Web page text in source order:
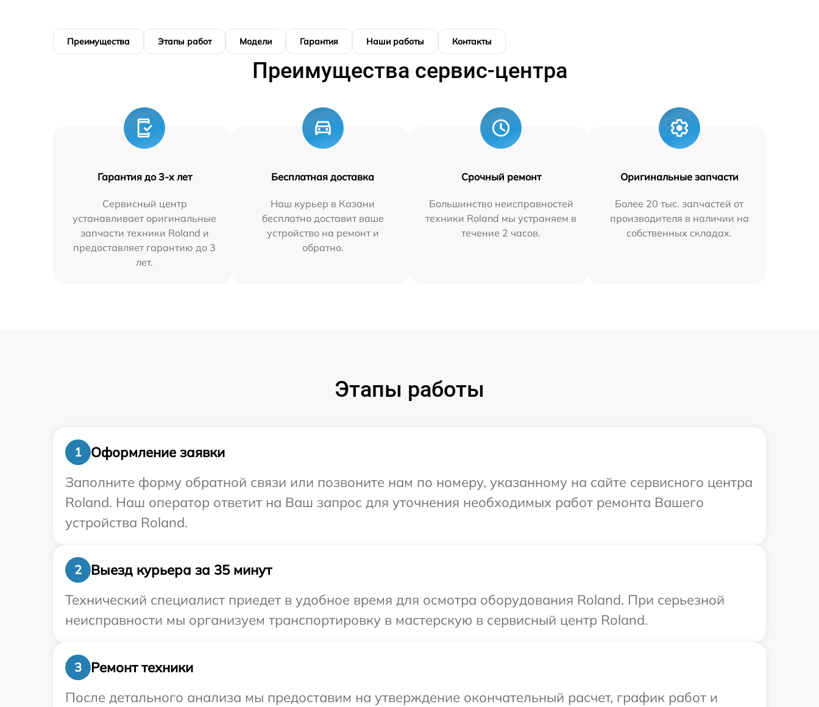
Преимущества Этапы работ Модели Гарантия Наши работы Контакты
Преимущества сервис-центра
Гарантия до 3-х лет
Сервисный центр
устанавливает оригинальные
запчасти техники Roland и
предоставляет гарантию до 3
лет.
Бесплатная доставка
Наш курьер в Казани
бесплатно доставит ваше
устройство на ремонт и
обратно.
Срочный ремонт
Большинство неисправностей
техники Roland мы устраняем в
течение 2 часов.
Оригинальные запчасти
Более 20 тыс. запчастей от
производителя в наличии на
собственных складах.
Этапы работы
1
Оформление заявки
Заполните форму обратной связи или позвоните нам по номеру, указанному на сайте сервисного центра
Roland. Наш оператор ответит на Ваш запрос для уточнения необходимых работ ремонта Вашего
устройства Roland.
2
Выезд курьера за 35 минут
Технический специалист приедет в удобное время для осмотра оборудования Roland. При серьезной
неисправности мы организуем транспортировку в мастерскую в сервисный центр Roland.
3
Ремонт техники
После детального анализа мы предоставим на утверждение окончательный расчет, график работ и